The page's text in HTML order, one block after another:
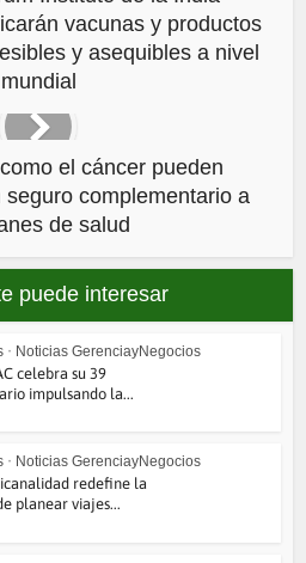
vacunas y productos
y asequibles a nivel
mundial
el cáncer pueden
complementario a
de salud
puede interesar
• Noticias GerenciayNegocios
celebra su 39
impulsando la...
• Noticias GerenciayNegocios
redefine la
planear viajes...